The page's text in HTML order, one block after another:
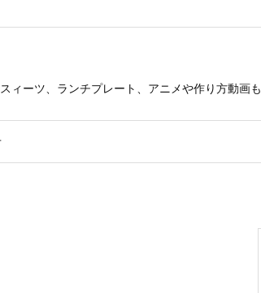
ィーツ、ランチプレート、アニメや作り方動画も